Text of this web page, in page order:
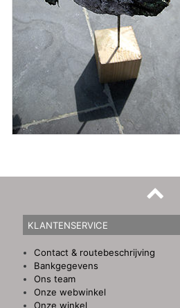
KLANTENSERVICE
Contact & routebeschrijving
Bankgegevens
Ons team
Onze webwinkel
Onze winkel